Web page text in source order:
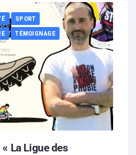
SPORT
TÉMOIGNAGE
La Ligue des